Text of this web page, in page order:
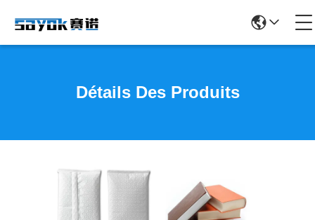
Détails Des Produits